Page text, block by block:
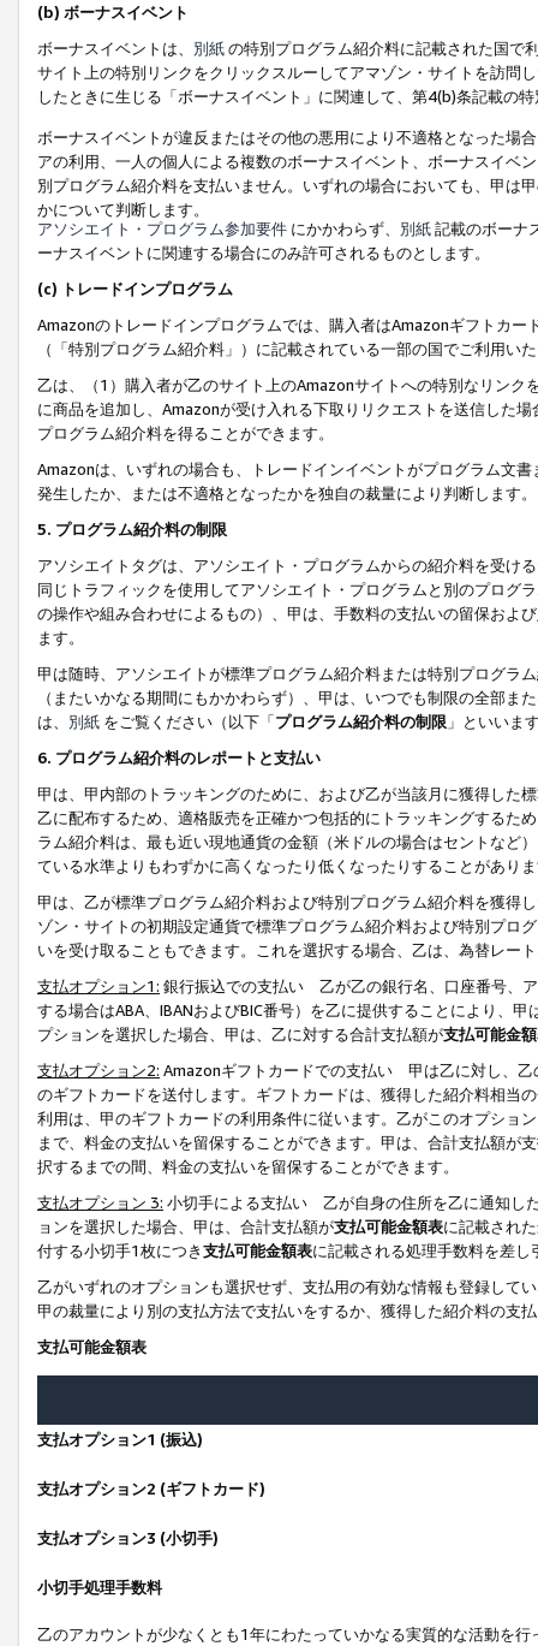
(b) ボーナスイベント
ボーナスイベントは、 別紙の特別プログラム紹介料に記載された国で
サイト上の特別リンクをクリックスルーしてアマゾン・サイトを訪問
したときに生じる「ボーナスイベント」に関連して、第4(b)条記載の
ボーナスイベントが違反またはその他の悪用により不適格となった場
アの利用、一人の個人による複数のボーナスイベント、ボーナスイベ
別プログラム紹介料を支払いません。いずれの場合においても、甲は
かについて判断します。
アソシエイト・プログラム参加要件 にかかわらず、 別紙記載のボーナ
ーナスイベントに関連する場合にのみ許可されるものとします。
(c) トレードインプログラム
Amazonのトレードインプログラムでは、購入者はAmazonギフトカ
（「特別プログラム紹介料」）に記載されている一部の国でご利用い
乙は、（1）購入者が乙のサイト上のAmazonサイトへの特別なリン
に商品を追加し、Amazonが受け入れる下取りリクエストを送信した
プログラム紹介料を得ることができます。
Amazonは、いずれの場合も、トレードインイベントがプログラム文
発生したか、または不適格となったかを独自の裁量により判断します。
5. プログラム紹介料の制限
アソシエイトタグは、アソシエイト・プログラムからの紹介料を受け
同じトラフィックを使用してアソシエイト・プログラムと別のプログ
の操作や組み合わせによるもの）、甲は、手数料の支払いの留保およ
ます。
甲は随時、アソシエイトが標準プログラム紹介料または特別プログラ
（またいかなる期間にもかかわらず）、甲は、いつでも制限の全部
は、 別紙 をご覧ください（以下「プログラム紹介料の制限 」といいま
6. プログラム紹介料のレポートと支払い
甲は、甲内部のトラッキングのために、および乙が当該月に獲得した
乙に配布するため、適格販売を正確かつ包括的にトラッキングするた
ラム紹介料は、最も近い現地通貨の金額（米ドルの場合はセントなど
ている水準よりもわずかに高くなったり低くなったりすることがあり
甲は、乙が標準プログラム紹介料および特別プログラム紹介料を獲得
ゾン・サイトの初期設定通貨で標準プログラム紹介料および特別プロ
いを受け取ることもできます。これを選択する場合、乙は、為替レー
支払オプション1: 銀行振込での支払い 乙が乙の銀行名、口座番号、
する場合はABA、IBANおよびBIC番号）を乙に提供することにより、
プションを選択した場合、甲は、乙に対する合計支払額が支払可能金
支払オプション2: Amazonギフトカードでの支払い 甲は乙に対し、乙
のギフトカードを送付します。ギフトカードは、獲得した紹介料相当
利用は、甲のギフトカードの利用条件に従います。乙がこのオプショ
まで、料金の支払いを留保することができます。甲は、合計支払額が
択するまでの間、料金の支払いを留保することができます。
支払オプション 3: 小切手による支払い 乙が自身の住所を乙に通知し
ョンを選択した場合、甲は、合計支払額が支払可能金額表に記載され
付する小切手1枚につき支払可能金額表に記載される処理手数料を差し
乙がいずれのオプションも選択せず、支払用の有効な情報も登録して
甲の裁量により別の支払方法で支払いをするか、獲得した紹介料の支
支払可能金額表
支払オプション1 (振込)
支払オプション2 (ギフトカード)
支払オプション3 (小切手)
小切手処理手数料
乙のアカウントが少なくとも1年にわたっていかなる実質的な活動を